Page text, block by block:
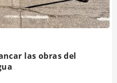
las obras del